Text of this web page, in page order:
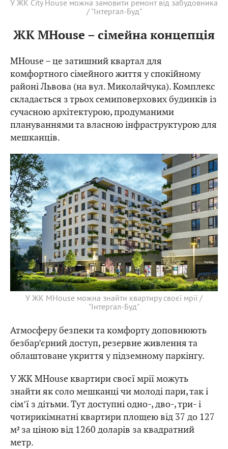
У ЖК City House можна замовити ремонт від забудовника
/ "Інтергал-Буд"
ЖК MHouse – сімейна концепція
MHouse – це затишний квартал для
комфортного сімейного життя у спокійному
районі Львова (на вул. Миколайчука). Комплекс
складається з трьох семиповерхових будинків із
сучасною архітектурою, продуманими
плануваннями та власною інфраструктурою для
мешканців.
У ЖК MHouse можна знайти квартиру своєї мрії /
"Інтергал-Буд"
Атмосферу безпеки та комфорту доповнюють
безбар’єрний доступ, резервне живлення та
облаштоване укриття у підземному паркінгу.
У ЖК MHouse квартири своєї мрії можуть
знайти як соло мешканці чи молоді пари, так і
сім’ї з дітьми. Тут доступні одно-, дво-, три- і
чотирикімнатні квартири площею від 37 до 127
м² за ціною від 1260 доларів за квадратний
метр.